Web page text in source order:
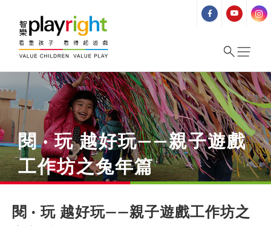
content
閱 · 玩 越好玩——親子遊戲
工作坊之兔年篇
閱 · 玩 越好玩——親子遊戲工作坊之